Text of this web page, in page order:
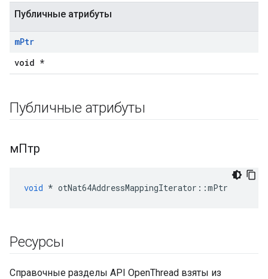
Публичные атрибуты
mPtr
void *
Публичные атрибуты
мПтр
void * otNat64AddressMappingIterator ::mPtr
Ресурсы
Справочные разделы API OpenThread взяты из